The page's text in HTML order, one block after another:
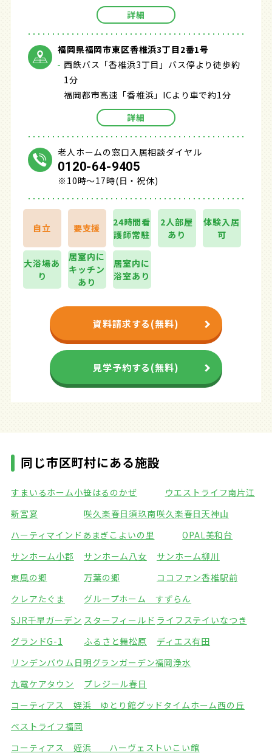
詳細
福岡県福岡市東区香椎浜3丁目2番1号
西鉄バス「香椎浜3丁目」バス停より徒歩約
1分
福岡都市高速「香椎浜」ICより車で約1分
詳細
老人ホームの窓口入居相談ダイヤル
0120-64-9405
※10時～17時(日・祝休)
自立 要支援
24時間看
護師常駐
2人部屋
あり
体験入居
可
大浴場あ
り
居室内に
キッチン
あり
居室内に
浴室あり
資料請求する(無料)
見学予約する(無料)
同じ市区町村にある施設
すまいるホーム小笹はるのかぜ
ウエストライフ南片江
新宮宴
咲久楽春日須玖南咲久楽春日天神山
ハーティマインドあまぎ こよいの里
OPAL美和台
サンホーム小郡
サンホーム八女
サンホーム柳川
東風の郷
万葉の郷
ココファン香椎駅前
クレアたぐま
グループホーム すずらん
SJR千早ガーデン スターフィールド ライフステイいなつき
グランドG-1
ふるさと舞松原
ディエス有田
リンデンバウム日明グランガーデン福岡浄水
九電ケアタウン
プレジール春日
コーティアス 姪浜 ゆとり館グッドタイムホーム西の丘
ベストライフ福岡
コーティアス 姪浜 ハーヴェストいこい館